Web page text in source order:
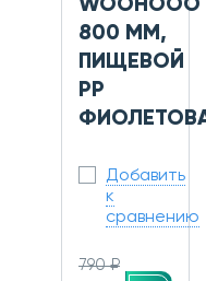
WOOHOOO
800 ММ,
ПИЩЕВОЙ
PP
Добавить
к
сравнению
790 ₽